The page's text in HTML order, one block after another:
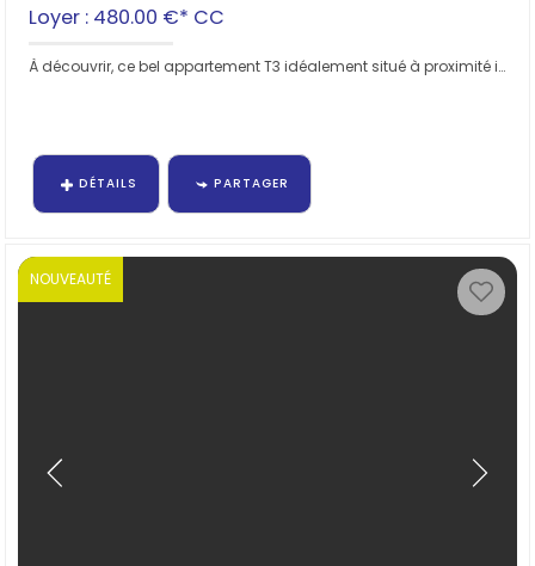
Loyer : 480.00 €* CC
À découvrir, ce bel appartement T3 idéalement situé à proximité immédiate des commerces et de toutes les commodités. Il...
DÉTAILS PARTAGER
NOUVEAUTÉ